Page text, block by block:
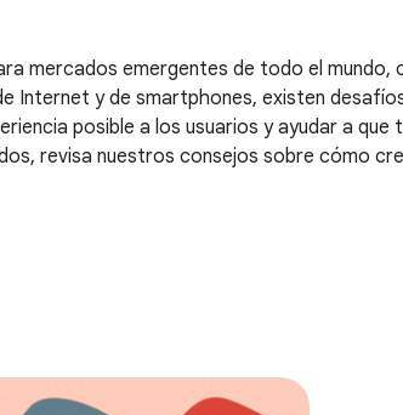
mercados emergentes de todo el mundo,
Internet y de smartphones, existen
posible a los usuarios y ayudar a que
revisa nuestros consejos sobre cómo